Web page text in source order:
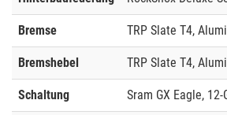
Bremse TRP Slate T4,
Bremshebel TRP Slate T4,
Schaltung Sram GX Eagle, 12-